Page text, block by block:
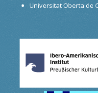
Universitat Oberta de